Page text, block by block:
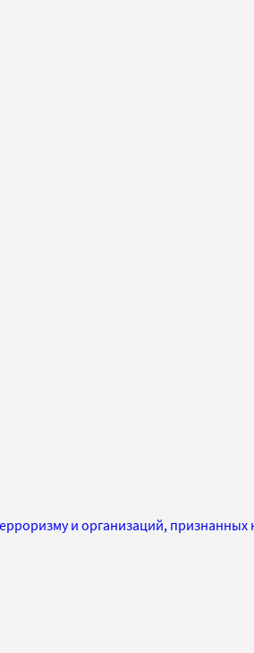
и организаций,